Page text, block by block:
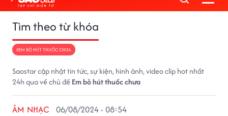
Tìm theo từ khóa
#EM BỎ HÚT THUỐC CHƯA
Saostar cập nhật tin tức, sự kiện, hình ảnh, video clip hot nhất
24h qua về chủ đềEm bỏ hút thuốc chưa
ÂM NHẠC 06/08/2024 - 08:54